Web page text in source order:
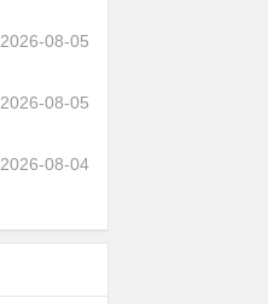
2026-08-05
2026-08-05
2026-08-04